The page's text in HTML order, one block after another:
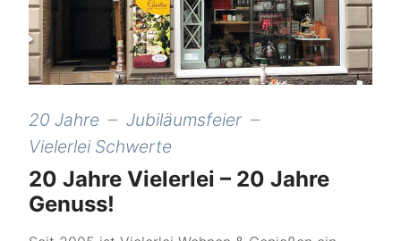
20 Jahre
Jubiläumsfeier
Vielerlei Schwerte
20 Jahre Vielerlei – 20 Jahre
Genuss!